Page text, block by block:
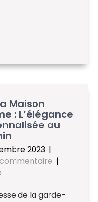
Maison
: L’élégance
au
2023 |
|
de la garde-